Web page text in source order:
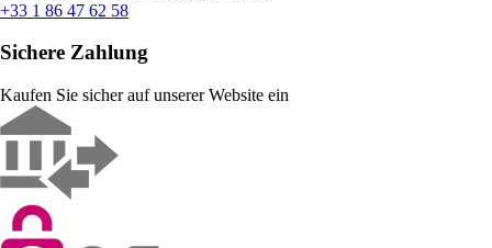
+33 1 86 47 62 58
Sichere Zahlung
Kaufen Sie sicher auf unserer Website ein